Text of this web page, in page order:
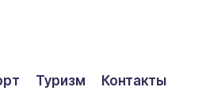
Туризм Контакты